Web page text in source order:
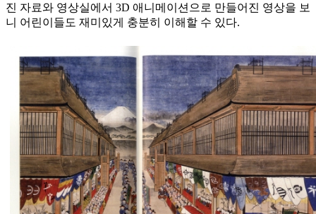
진 자료와 영상실에서 3D 애니메이션으로 만들어진 영상을 보
니 어린이들도 재미있게 충분히 이해할 수 있다.